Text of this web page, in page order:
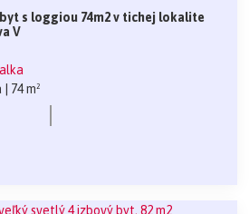
s loggiou 74m2 v tichej lokalite
V
| 74 m²